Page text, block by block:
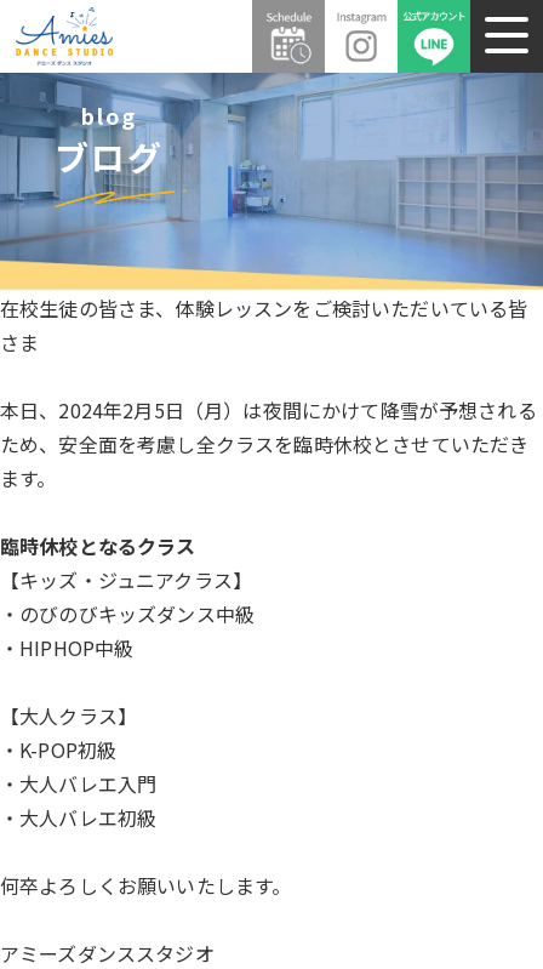
blog
ブログ
在校生徒の皆さま、体験レッスンをご検討いただいている皆
さま
本日、2024年2月5日（月）は夜間にかけて降雪が予想される
ため、安全面を考慮し全クラスを臨時休校とさせていただき
ます。
臨時休校となるクラス
【キッズ・ジュニアクラス】
・のびのびキッズダンス中級
・HIPHOP中級
【大人クラス】
・K-POP初級
・大人バレエ入門
・大人バレエ初級
何卒よろしくお願いいたします。
アミーズダンススタジオ